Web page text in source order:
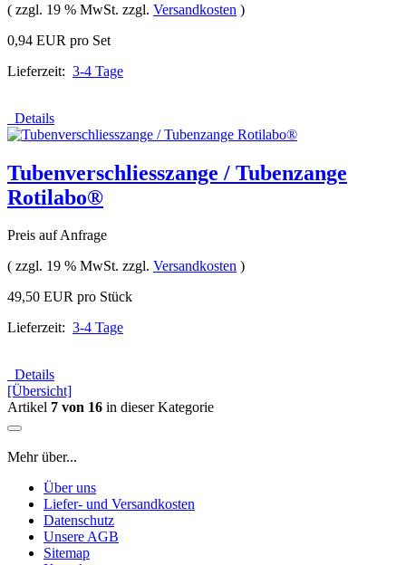
( zzgl. 19 % MwSt. zzgl. Versandkosten )
0,94 EUR pro Set
Lieferzeit: 3-4 Tage
Details
Tubenverschliesszange / Tubenzange
Rotilabo®
Preis auf Anfrage
( zzgl. 19 % MwSt. zzgl. Versandkosten )
49,50 EUR pro Stück
Lieferzeit: 3-4 Tage
Details
[Übersicht]
Artikel 7 von 16 in dieser Kategorie
Mehr über...
Über uns
Liefer- und Versandkosten
Datenschutz
Unsere AGB
Sitemap